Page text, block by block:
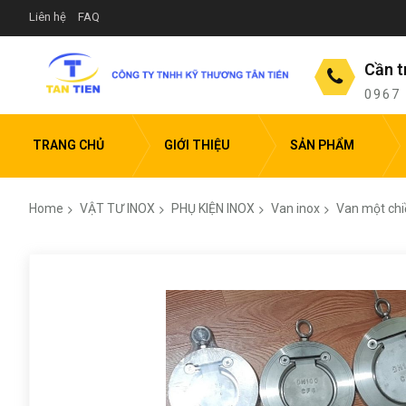
Liên hệ FAQ
Cần
0967
TRANG CHỦ GIỚI THIỆU SẢN PHẨM
Home VẬT TƯ INOX PHỤ KIỆN INOX Van inox Van một